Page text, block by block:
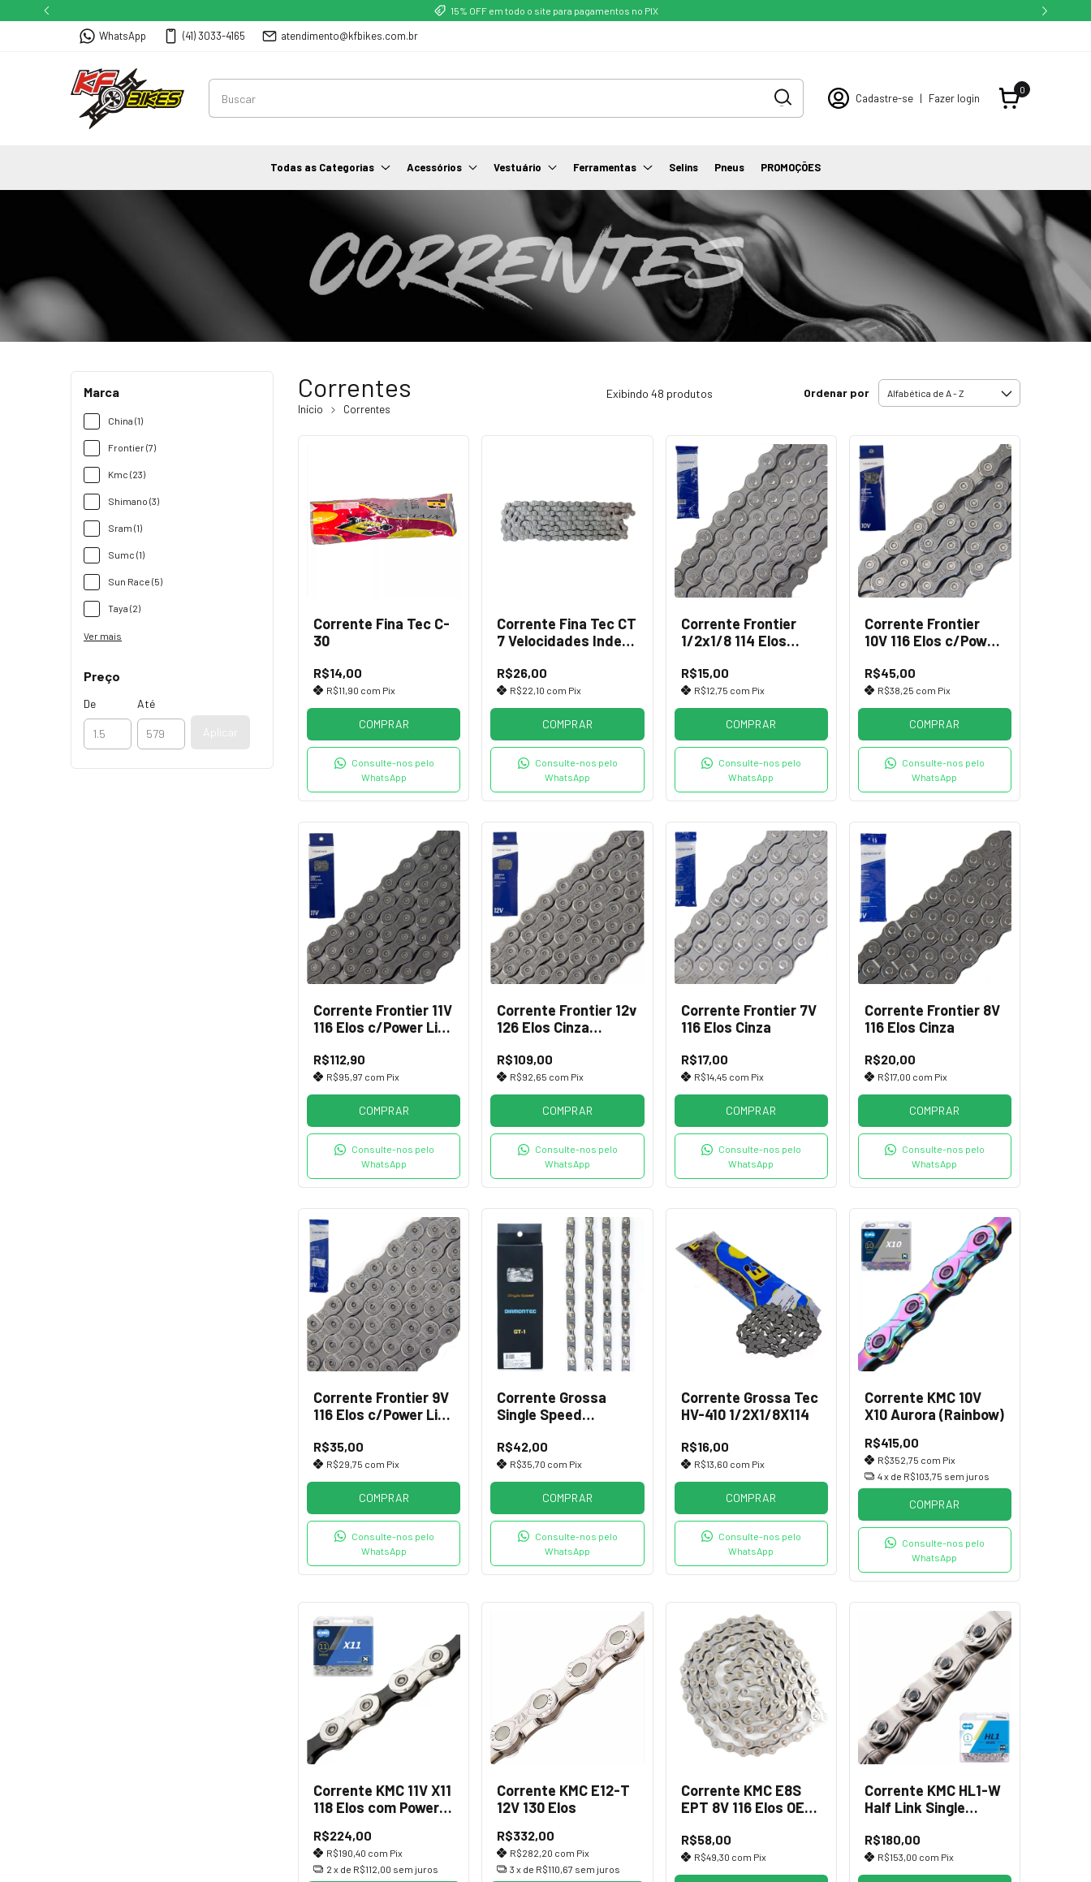
15% OFF em todo o site para pagamentos no PIX
WhatsApp (41) 3033-4165 atendimento@kfbikes.com.br
Cadastre-se | Fazer login
0
Todas as Categorias Acessórios Vestuário Ferramentas Selins Pneus PROMOÇÕES
Marca
China (1)
Frontier (7)
Kmc (23)
Shimano (3)
Sram (1)
Sumc (1)
Sun Race (5)
Taya (2)
Ver mais
Preço
De Até
Aplicar
Correntes
Início Correntes
Exibindo 48 produtos Ordenar por
Corrente Fina Tec C-
30
R$14,00
R$11,90 com Pix
COMPRAR
Consulte-nos pelo
WhatsApp
Corrente Fina Tec CT
7 Velocidades Index
R$26,00
R$22,10 com Pix
COMPRAR
Consulte-nos pelo
WhatsApp
Corrente Frontier
1/2x1/8 114 Elos
R$15,00
R$12,75 com Pix
COMPRAR
Consulte-nos pelo
WhatsApp
Corrente Frontier
10V 116 Elos c/Power
R$45,00
R$38,25 com Pix
COMPRAR
Consulte-nos pelo
WhatsApp
Corrente Frontier 11V
116 Elos c/Power Link
R$112,90
R$95,97 com Pix
COMPRAR
Consulte-nos pelo
WhatsApp
Corrente Frontier 12v
126 Elos Cinza
R$109,00
R$92,65 com Pix
COMPRAR
Consulte-nos pelo
WhatsApp
Corrente Frontier 7V
116 Elos Cinza
R$17,00
R$14,45 com Pix
COMPRAR
Consulte-nos pelo
WhatsApp
Corrente Frontier 8V
116 Elos Cinza
R$20,00
R$17,00 com Pix
COMPRAR
Consulte-nos pelo
WhatsApp
Corrente Frontier 9V
116 Elos c/Power Link
R$35,00
R$29,75 com Pix
COMPRAR
Consulte-nos pelo
WhatsApp
Corrente Grossa
Single Speed
1/2X1/8X108
R$42,00
R$35,70 com Pix
COMPRAR
Consulte-nos pelo
WhatsApp
Corrente Grossa Tec
HV-410 1/2X1/8X114
R$16,00
R$13,60 com Pix
COMPRAR
Consulte-nos pelo
WhatsApp
Corrente KMC 10V
X10 Aurora (Rainbow)
R$415,00
R$352,75 com Pix
4x de R$103,75 sem juros
COMPRAR
Consulte-nos pelo
WhatsApp
Corrente KMC 11V X11
118 Elos com Power
R$224,00
R$190,40 com Pix
2 x de R$112,00 sem juros
Corrente KMC E12-T
12V 130 Elos
R$332,00
R$282,20 com Pix
3 x de R$110,67 sem juros
Corrente KMC E8S
EPT 8V 116 Elos OEM
R$58,00
R$49,30 com Pix
Corrente KMC HL1-W
Half Link Single
R$180,00
R$153,00 com Pix